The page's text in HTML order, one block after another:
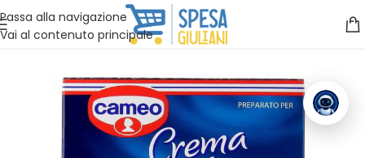
Passa alla navigazione
Vai al contenuto principale
Vuoi assistenza?Clicca qui e ti richiamiamo noi